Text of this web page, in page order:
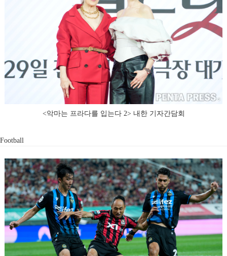
<악마는 프라다를 입는다 2> 내한 기자간담회
Football